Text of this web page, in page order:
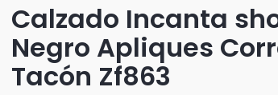
Calzado Incanta
Negro Apliques
Tacón Zf863